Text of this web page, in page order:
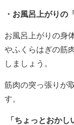
・お風呂上がりの
お風呂上がりの身
やふくらはぎの筋
しましょう。
筋肉の突っ張りが
す。
「ちょっとおか